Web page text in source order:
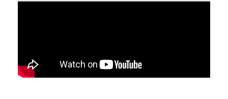
最新記事動画